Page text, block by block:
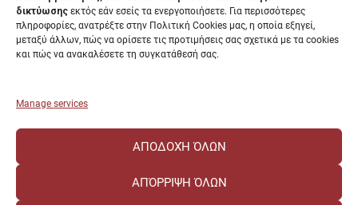
δικτύωσης εκτός εάν εσείς τα ενεργοποιήσετε. Για περισσότερες
πληροφορίες, ανατρέξτε στην Πολιτική Cookies μας, η οποία εξηγεί,
μεταξύ άλλων, πώς να ορίσετε τις προτιμήσεις σας σχετικά με τα cookies
και πώς να ανακαλέσετε τη συγκατάθεσή σας.
Manage services
ΑΠΟΔΟΧΉ ΌΛΩΝ
ΑΠΌΡΡΙΨΗ ΌΛΩΝ
EUNICoast European University